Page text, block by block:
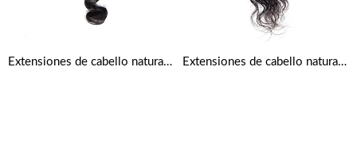
Extensiones de cabello natural ondulado profundo Extensiones de cabello natural rizado profundo